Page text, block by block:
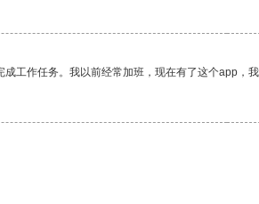
工作任务。我以前经常加班，现在有了这个app，